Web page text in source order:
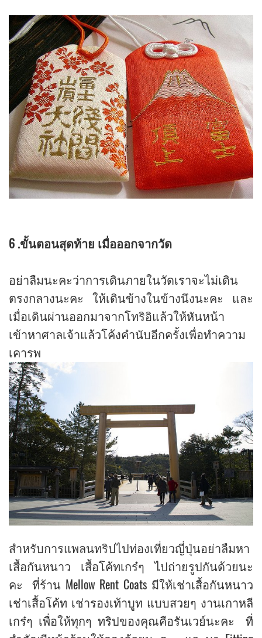
6 .ขั้นตอนสุดท้าย เมื่อออกจากวัด
อย่าลืมนะคะว่าการเดินภายในวัดเราจะไม่เดิน
ตรงกลางนะคะ ให้เดินข้างในข้างนึงนะคะ และ
เมื่อเดินผ่านออกมาจากโทริอิแล้วให้หันหน้า
เข้าหาศาลเจ้าแล้วโค้งคำนับอีกครั้งเพื่อทำความ
เคารพ
สำหรับการแพลนทริปไปท่องเที่ยวญี่ปุ่นอย่าลืมหา
เสื้อกันหนาว เสื้อโค้ทเกร๋ๆ ไปถ่ายรูปกันด้วยนะ
คะ ที่ร้าน Mellow Rent Coats มีให้เช่าเสื้อกันหนาว
เช่าเสื้อโค้ท เช่ารองเท้าบูท แบบสวยๆ งานเกาหลี
เกร๋ๆ เพื่อให้ทุกๆ ทริปของคุณคือรันเวย์นะคะ ที่